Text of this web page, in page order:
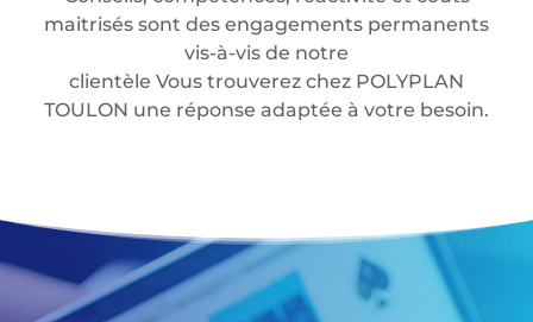
maitrisés sont des engagements permanents
vis-à-vis de notre
clientèle Vous trouverez chez POLYPLAN
TOULON une réponse adaptée à votre besoin.